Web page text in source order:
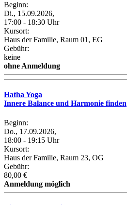
Beginn:
Di., 15.09.2026,
17:00 - 18:30 Uhr
Kursort:
Haus der Familie, Raum 01, EG
Gebühr:
keine
ohne Anmeldung
Hatha Yoga
Innere Balance und Harmonie finden
Beginn:
Do., 17.09.2026,
18:00 - 19:15 Uhr
Kursort:
Haus der Familie, Raum 23, OG
Gebühr:
80,00 €
Anmeldung möglich